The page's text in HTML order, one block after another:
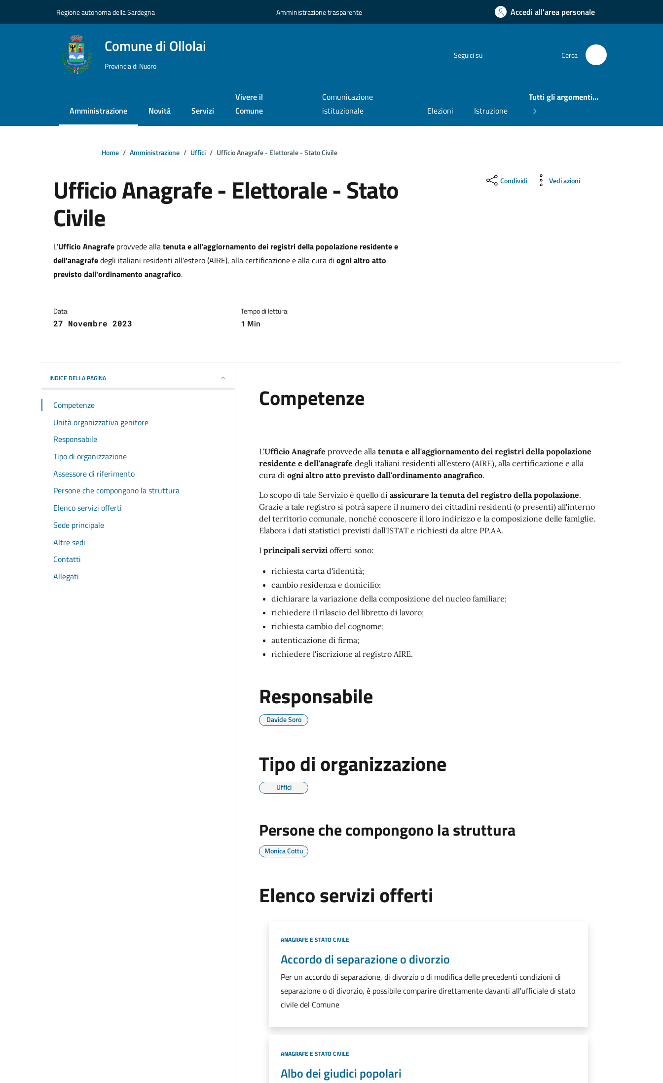
Regione autonoma della Sardegna Amministrazione trasparente Accedi all'area personale
Comune di Ollolai
Provincia di Nuoro
Seguici su Cerca
Amministrazione Novità Servizi
Vivere il
Comune
Comunicazione
istituzionale
Elezioni Istruzione
Tutti gli argomenti...
Home Amministrazione Uffici Ufficio Anagrafe - Elettorale - Stato Civile
Ufficio Anagrafe - Elettorale - Stato
Civile
Dettagli della notizia
L'Ufficio Anagrafe provvede allatenuta e all'aggiornamento dei registri della popolazione residente e
dell'anagrafedegli italiani residenti all'estero (AIRE), alla certificazione e alla cura di ogni altro atto
previsto dall'ordinamento anagrafico.
Data:
27 Novembre 2023
Tempo di lettura:
1 Min
Condividi Vedi azioni
INDICE DELLA PAGINA
Competenze
Unità organizzativa genitore
Responsabile
Tipo di organizzazione
Assessore di riferimento
Persone che compongono la struttura
Elenco servizi offerti
Sede principale
Altre sedi
Contatti
Allegati
Competenze
L'Ufficio Anagrafe provvede alla tenuta e all'aggiornamento dei registri della popolazione
residente e dell'anagrafe degli italiani residenti all'estero (AIRE), alla certificazione e alla
cura di ogni altro atto previsto dall'ordinamento anagrafico.
Lo scopo di tale Servizio è quello di assicurare la tenuta del registro della popolazione.
Grazie a tale registro si potrà sapere il numero dei cittadini residenti (o presenti) all'interno
del territorio comunale, nonché conoscere il loro indirizzo e la composizione delle famiglie.
Elabora i dati statistici previsti dall'ISTAT e richiesti da altre PP.AA.
I principali servizi offerti sono:
richiesta carta d'identità;
cambio residenza e domicilio;
dichiarare la variazione della composizione del nucleo familiare;
richiedere il rilascio del libretto di lavoro;
richiesta cambio del cognome;
autenticazione di firma;
richiedere l'iscrizione al registro AIRE.
Responsabile
Davide Soro
Tipo di organizzazione
Uffici
Persone che compongono la struttura
Monica Cottu
Elenco servizi offerti
Categoria:
ANAGRAFE E STATO CIVILE
Accordo di separazione o divorzio
Per un accordo di separazione, di divorzio o di modifica delle precedenti condizioni di
separazione o di divorzio, è possibile comparire direttamente davanti all'ufficiale di stato
civile del Comune
Categoria:
ANAGRAFE E STATO CIVILE
Albo dei giudici popolari